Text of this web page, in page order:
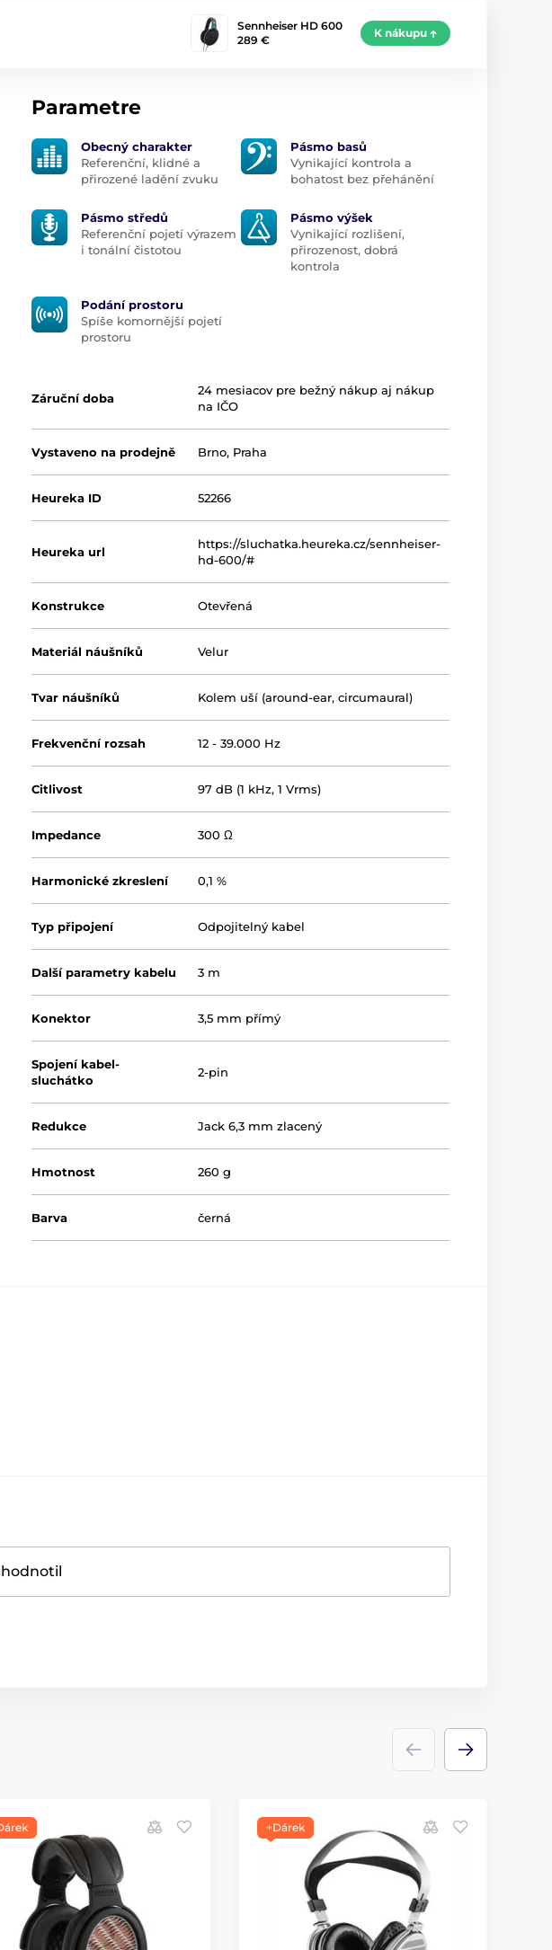
Sennheiser HD 600
289 €
K nákupu
Parametre
Obecný charakter
Referenční, klidné a
přirozené ladění zvuku
Pásmo basů
Vynikající kontrola a
bohatost bez přehánění
Pásmo středů
Referenční pojetí výrazem
i tonální čistotou
Pásmo výšek
Vynikající rozlišení,
přirozenost, dobrá
kontrola
Podání prostoru
Spíše komornější pojetí
prostoru
Záruční doba
24 mesiacov pre bežný nákup aj nákup
na IČO
Vystaveno na prodejně Brno, Praha
Heureka ID 52266
Heureka url
https://sluchatka.heureka.cz/sennheiser-
hd-600/#
Konstrukce Otevřená
Materiál náušníků Velur
Tvar náušníků Kolem uší (around-ear, circumaural)
Frekvenční rozsah 12 - 39.000 Hz
Citlivost 97 dB (1 kHz, 1 Vrms)
Impedance 300 Ω
Harmonické zkreslení 0,1 %
Typ připojení Odpojitelný kabel
Další parametry kabelu 3 m
Konektor 3,5 mm přímý
Spojení kabel-
sluchátko
2-pin
Redukce Jack 6,3 mm zlacený
Hmotnost 260 g
Barva černá
+Dárek